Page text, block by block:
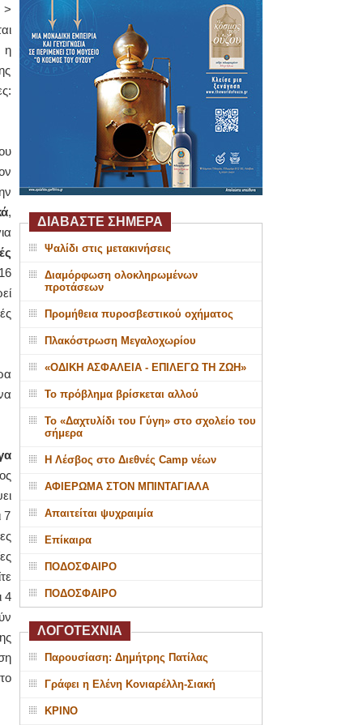
>
η
,
7
4
ΔΙΑΒΑΣΤΕ ΣΗΜΕΡΑ
Ψαλίδι στις μετακινήσεις
Διαμόρφωση ολοκληρωμένων
προτάσεων
Προμήθεια πυροσβεστικού οχήματος
Πλακόστρωση Μεγαλοχωρίου
«ΟΔΙΚΗ ΑΣΦΑΛΕΙΑ - ΕΠΙΛΕΓΩ ΤΗ ΖΩΗ»
Το πρόβλημα βρίσκεται αλλού
Το «Δαχτυλίδι του Γύγη» στο σχολείο του
σήμερα
Η Λέσβος στο Διεθνές Camp νέων
ΑΦΙΕΡΩΜΑ ΣΤΟΝ ΜΠΙΝΤΑΓΙΑΛΑ
Απαιτείται ψυχραιμία
Επίκαιρα
ΠΟΔΟΣΦΑΙΡΟ
ΠΟΔΟΣΦΑΙΡΟ
ΛΟΓΟΤΕΧΝΙΑ
Παρουσίαση: Δημήτρης Πατίλας
Γράφει η Ελένη Κονιαρέλλη-Σιακή
ΚΡΙΝΟ